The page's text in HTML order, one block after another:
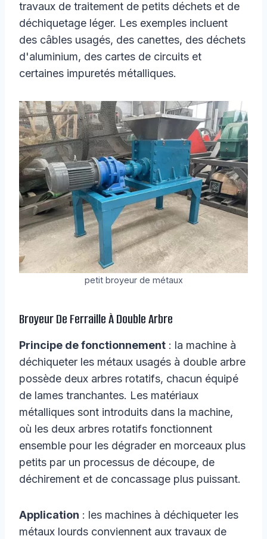
travaux de traitement de petits déchets et de
déchiquetage léger. Les exemples incluent
des câbles usagés, des canettes, des déchets
d'aluminium, des cartes de circuits et
certaines impuretés métalliques.
petit broyeur de métaux
Broyeur De Ferraille À Double Arbre
Principe de fonctionnement : la machine à
déchiqueter les métaux usagés à double arbre
possède deux arbres rotatifs, chacun équipé
de lames tranchantes. Les matériaux
métalliques sont introduits dans la machine,
où les deux arbres rotatifs fonctionnent
ensemble pour les dégrader en morceaux plus
petits par un processus de découpe, de
déchirement et de concassage plus puissant.
Application : les machines à déchiqueter les
métaux lourds conviennent aux travaux de